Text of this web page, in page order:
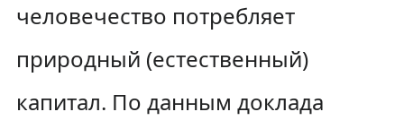
человечество потребляет
природный (естественный)
капитал. По данным доклада